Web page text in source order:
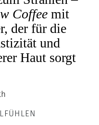
Coffeemit
der für die
und
Haut sorgt